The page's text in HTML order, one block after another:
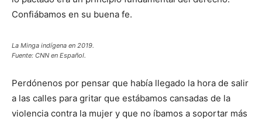
Confiábamos en su buena fe.
La Minga indígena en 2019.
Fuente: CNN en Español.
Perdónenos por pensar que había llegado la hora de salir
a las calles para gritar que estábamos cansadas de la
violencia contra la mujer y que no íbamos a soportar más